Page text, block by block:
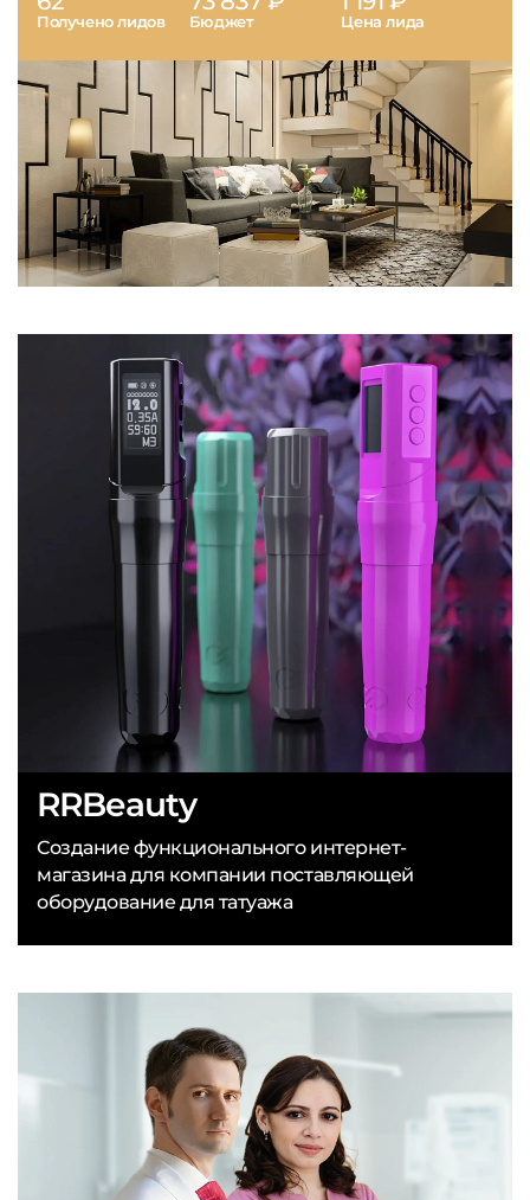
Получено лидов Бюджет Цена лида
RRBeauty
Создание функционального интернет-
магазина для компании поставляющей
оборудование для татуажа